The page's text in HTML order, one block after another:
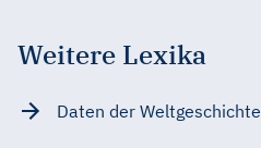
Weitere Lexika
Daten der Weltgeschichte